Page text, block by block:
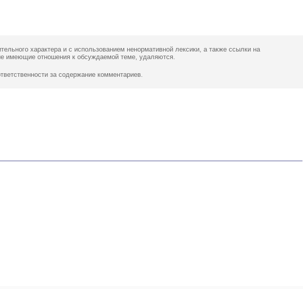
характера и с использованием ненормативной лексики,а также ссылки на
имеющие отношения к обсуждаемой теме, удаляются.
за содержание комментариев.